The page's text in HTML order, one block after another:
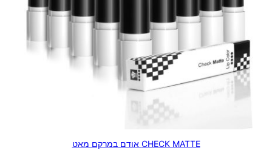
CHECK MATTE אודם במרקם מאט